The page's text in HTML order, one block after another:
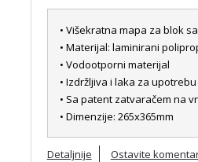
• Višekratna mapa za blok
• Materijal: laminirani
• Vodootporni materijal
• Izdržljiva i laka za upotrebu
• Sa patent zatvaračem na
• Dimenzije: 265x365mm
Detaljnije Ostavite